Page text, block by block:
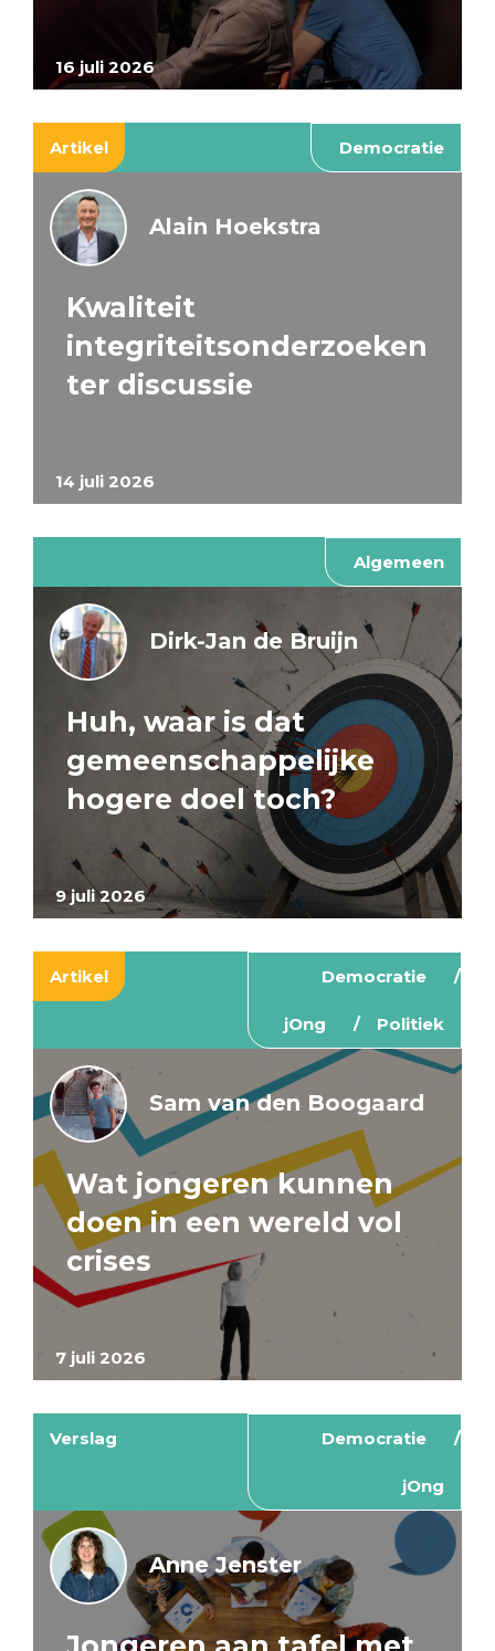
16 juli 2026
Artikel Democratie
14 juli 2026
Alain Hoekstra
Kwaliteit
integriteitsonderzoeken
ter discussie
Algemeen
9 juli 2026
Dirk-Jan de Bruijn
Huh, waar is dat
gemeenschappelijke
hogere doel toch?
Artikel Democratie
jOng Politiek
7 juli 2026
Sam van den Boogaard
Wat jongeren kunnen
doen in een wereld vol
crises
Verslag Democratie
jOng
Anne Jenster